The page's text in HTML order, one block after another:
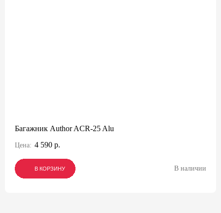
Багажник Author ACR-25 Alu
Цена: 4 590 р.
В КОРЗИНУ
В КОРЗИНУ
В КОРЗИНУ В наличии